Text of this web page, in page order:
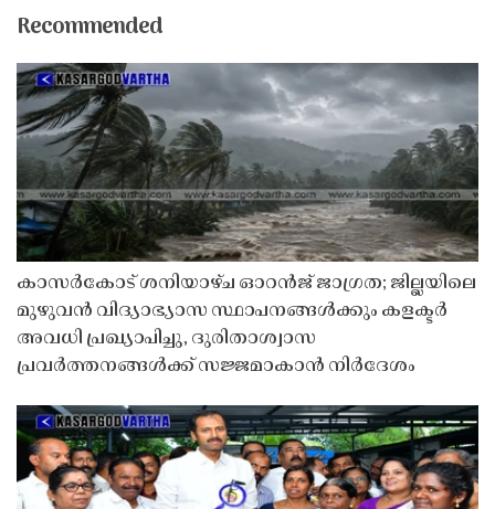
Recommended
കാസർകോട് ശനിയാഴ്ച ഓറൻജ് ജാഗ്രത; ജില്ലയിലെ
മുഴുവൻ വിദ്യാഭ്യാസ സ്ഥാപനങ്ങൾക്കും കളക്ടർ
അവധി പ്രഖ്യാപിച്ചു, ദുരിതാശ്വാസ
പ്രവർത്തനങ്ങൾക്ക് സജ്ജമാകാൻ നിർദേശം